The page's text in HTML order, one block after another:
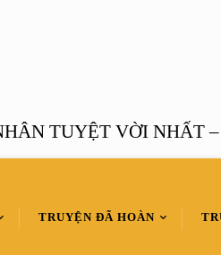
TUYỆT VỜI NHẤT –
TRUYỆN ĐÃ HOÀN